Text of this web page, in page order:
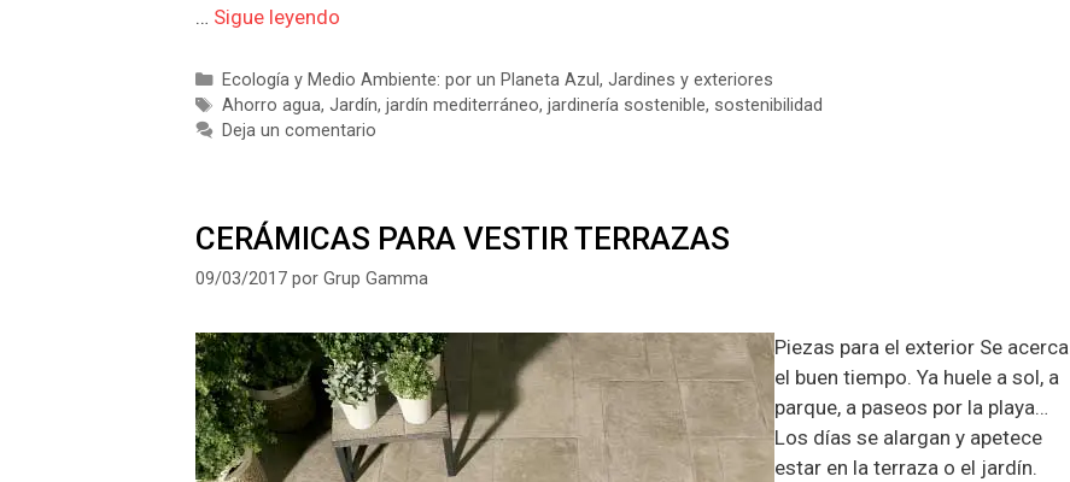
… Sigue leyendo
Categorías
Ecología y Medio Ambiente: por un Planeta Azul , Jardines y exteriores
Etiquetas
Ahorro agua, Jardín, jardín mediterráneo, jardinería sostenible, sostenibilidad
Deja un comentario
CERÁMICAS PARA VESTIR TERRAZAS
09/03/2017 por Grup Gamma
Piezas para el exterior Se acerca
el buen tiempo. Ya huele a sol, a
parque, a paseos por la playa…
Los días se alargan y apetece
estar en la terraza o el jardín.